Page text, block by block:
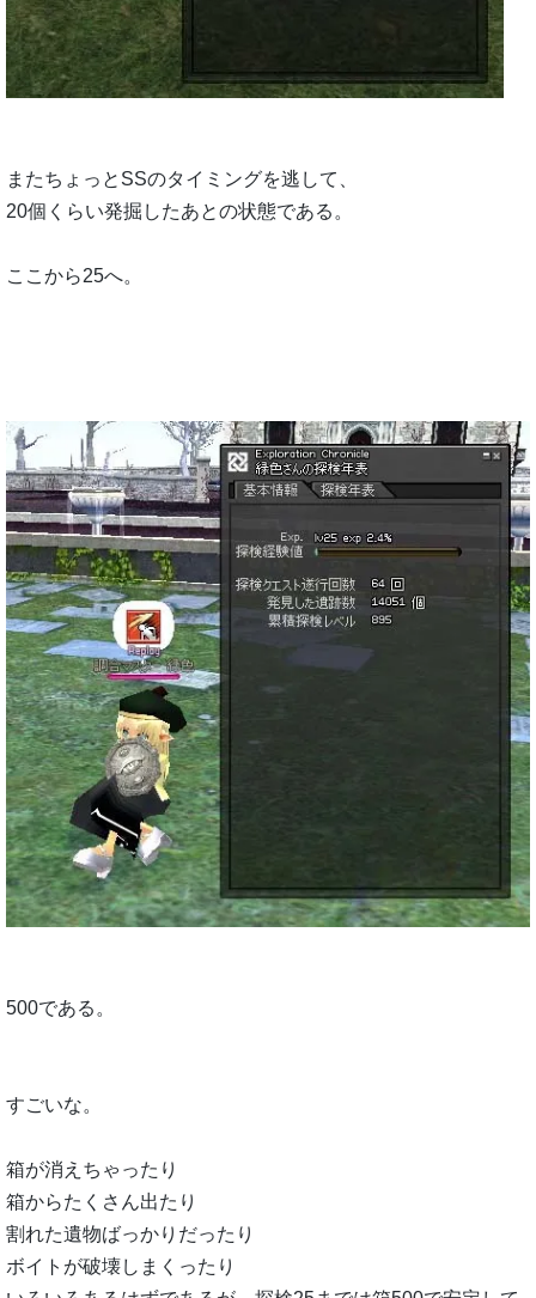
またちょっとSSのタイミングを逃して、
20個くらい発掘したあとの状態である。
ここから25へ。
500である。
すごいな。
箱が消えちゃったり
箱からたくさん出たり
割れた遺物ばっかりだったり
ボイトが破壊しまくったり